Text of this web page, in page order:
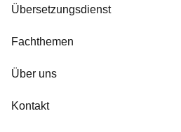
Übersetzungsdienst
Fachthemen
Über uns
Kontakt